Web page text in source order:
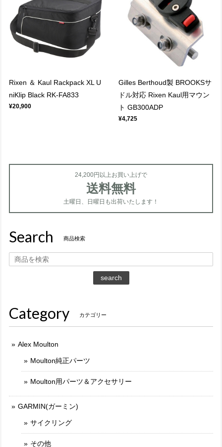
Rixen ＆ Kaul Rackpack XL U
niKlip Black RK-FA833
¥20,900
Gilles Berthoud製 BROOKSサ
ドル対応 Rixen Kaul用マウン
ト GB300ADP
¥4,725
24,200円以上お買い上げで
送料無料
土曜日、日曜日も出荷いたします！
Search 商品検索
search
Category カテゴリー
Alex Moulton
Moulton純正パーツ
Moulton用パーツ＆アクセサリー
GARMIN(ガーミン)
サイクリング
その他